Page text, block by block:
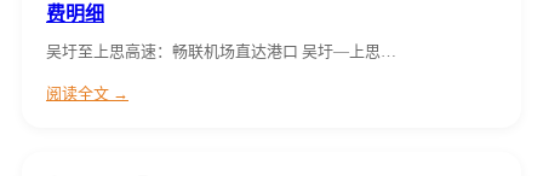
费明细
吴圩至上思高速：畅联机场直达港口 吴圩—上思…
阅读全文 →